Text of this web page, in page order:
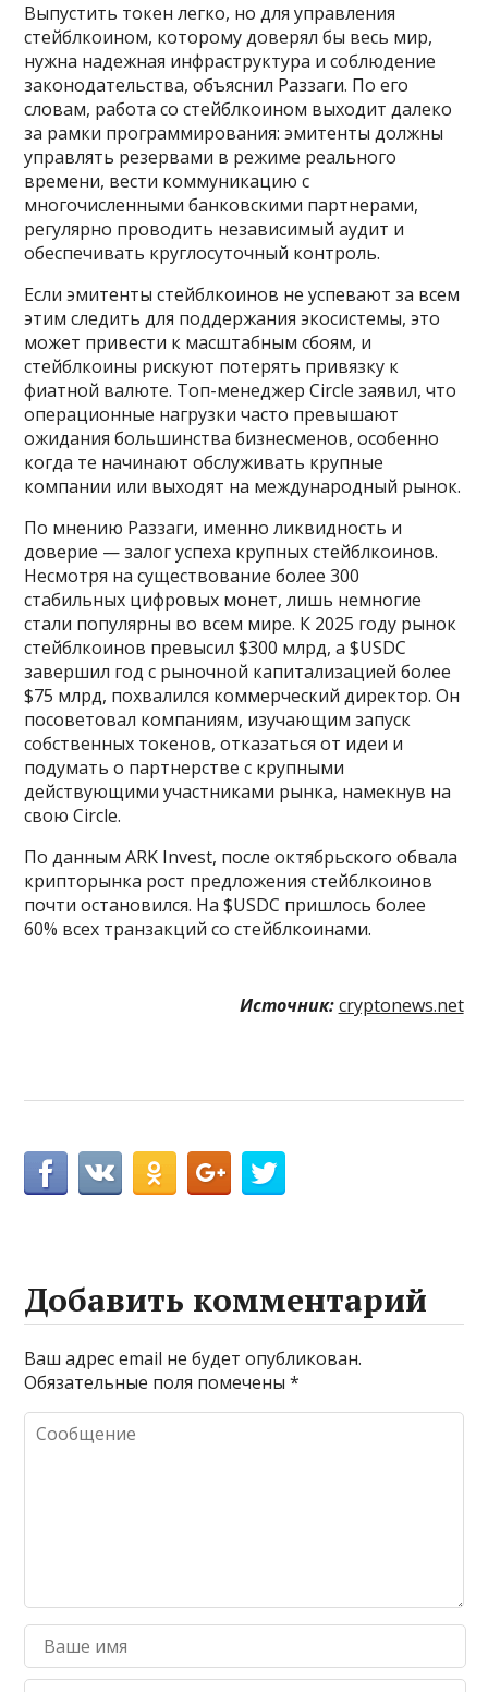
Выпустить токен легко, но для управления
стейблкоином, которому доверял бы весь мир,
нужна надежная инфраструктура и соблюдение
законодательства, объяснил Раззаги. По его
словам, работа со стейблкоином выходит далеко
за рамки программирования: эмитенты должны
управлять резервами в режиме реального
времени, вести коммуникацию с
многочисленными банковскими партнерами,
регулярно проводить независимый аудит и
обеспечивать круглосуточный контроль.
Если эмитенты стейблкоинов не успевают за всем
этим следить для поддержания экосистемы, это
может привести к масштабным сбоям, и
стейблкоины рискуют потерять привязку к
фиатной валюте. Топ-менеджер Circle заявил, что
операционные нагрузки часто превышают
ожидания большинства бизнесменов, особенно
когда те начинают обслуживать крупные
компании или выходят на международный рынок.
По мнению Раззаги, именно ликвидность и
доверие — залог успеха крупных стейблкоинов.
Несмотря на существование более 300
стабильных цифровых монет, лишь немногие
стали популярны во всем мире. К 2025 году рынок
стейблкоинов превысил $300 млрд, а $USDC
завершил год с рыночной капитализацией более
$75 млрд, похвалился коммерческий директор. Он
посоветовал компаниям, изучающим запуск
собственных токенов, отказаться от идеи и
подумать о партнерстве с крупными
действующими участниками рынка, намекнув на
свою Circle.
По данным ARK Invest, после октябрьского обвала
крипторынка рост предложения стейблкоинов
почти остановился. На $USDC пришлось более
60% всех транзакций со стейблкоинами.
Источник: cryptonews.net
Добавить комментарий
Ваш адрес email не будет опубликован.
Обязательные поля помечены*